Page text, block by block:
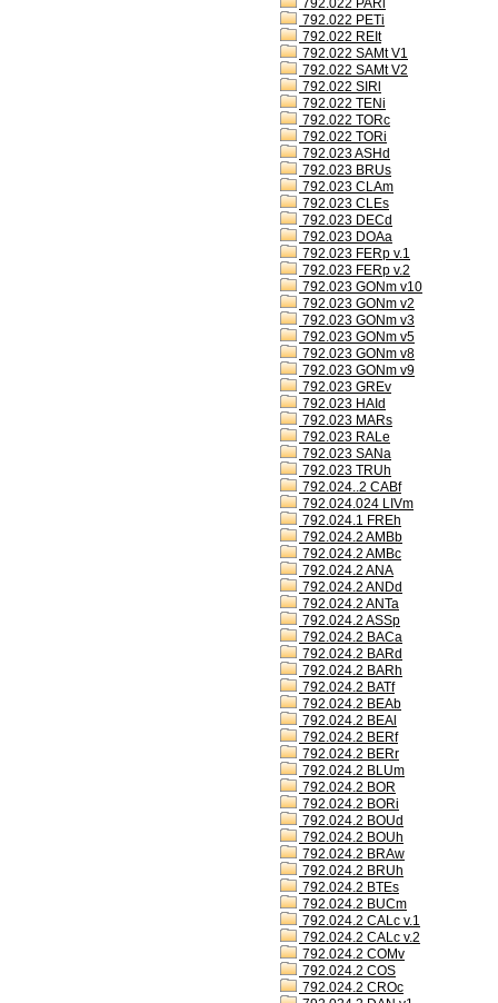
792.022 PARl
792.022 PETi
792.022 REIt
792.022 SAMt V1
792.022 SAMt V2
792.022 SIRl
792.022 TENi
792.022 TORc
792.022 TORi
792.023 ASHd
792.023 BRUs
792.023 CLAm
792.023 CLEs
792.023 DECd
792.023 DOAa
792.023 FERp v.1
792.023 FERp v.2
792.023 GONm v10
792.023 GONm v2
792.023 GONm v3
792.023 GONm v5
792.023 GONm v8
792.023 GONm v9
792.023 GREv
792.023 HAId
792.023 MARs
792.023 RALe
792.023 SANa
792.023 TRUh
792.024..2 CABf
792.024.024 LIVm
792.024.1 FREh
792.024.2 AMBb
792.024.2 AMBc
792.024.2 ANA
792.024.2 ANDd
792.024.2 ANTa
792.024.2 ASSp
792.024.2 BACa
792.024.2 BARd
792.024.2 BARh
792.024.2 BATf
792.024.2 BEAb
792.024.2 BEAl
792.024.2 BERf
792.024.2 BERr
792.024.2 BLUm
792.024.2 BOR
792.024.2 BORi
792.024.2 BOUd
792.024.2 BOUh
792.024.2 BRAw
792.024.2 BRUh
792.024.2 BTEs
792.024.2 BUCm
792.024.2 CALc v.1
792.024.2 CALc v.2
792.024.2 COMv
792.024.2 COS
792.024.2 CROc